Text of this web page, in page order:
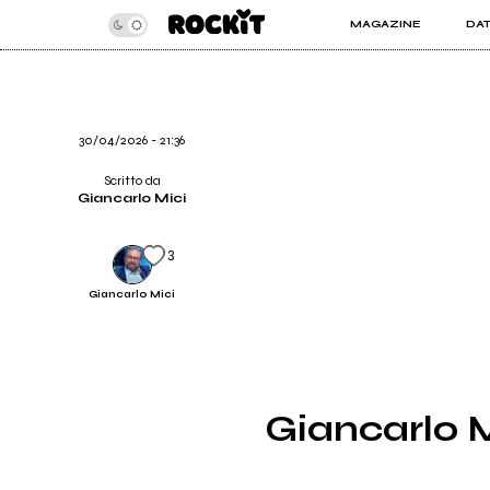
MAGAZINE
INSIDER
Giancarlo
30/04/2026 - 21:36
Scritto da
Giancarlo Mici
Giancarlo Mici
3